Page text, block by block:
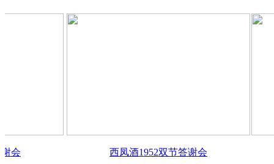
西凤酒1952双节答谢会